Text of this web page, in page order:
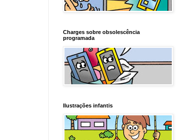
Charges sobre obsolescência
programada
Ilustrações infantis